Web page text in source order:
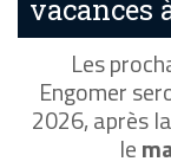
vacances
Les
Engomer
2026, après
le